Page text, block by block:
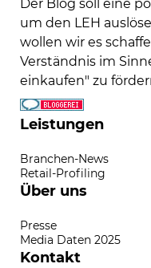
Der Blog soll eine
um den LEH
wollen wir es
Verständnis im
einkaufen" zu
Leistungen
Branchen-News
Retail-Profiling
Über uns
Presse
Media Daten 2025
Kontakt